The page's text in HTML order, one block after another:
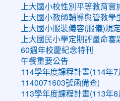
上大國小校性別平等教育實
上大國小教師輔導與管教學
上大國小服裝儀容(服儀)規定
上大國民小學定期評量命審
60週年校慶紀念特刊
午餐重要公告
114學年度課程計畫(114年
1140071603號函備查)
113學年度課程計畫(113年